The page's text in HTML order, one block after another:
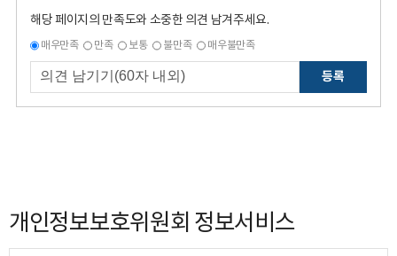
해당 페이지의 만족도와 소중한 의견 남겨주세요.
매우만족 만족 보통 불만족 매우불만족
등록
개인정보보호위원회 정보서비스